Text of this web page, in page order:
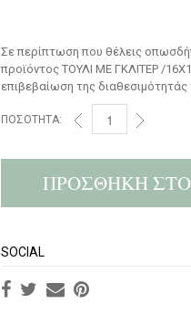
Σε περίπτωση που θέλεις
προϊόντος ΤΟΥΛΙ ΜΕ ΓΚΛΙΤΕΡ /
επιβεβαίωση της διαθεσιμότητάς
ΠΟΣΌΤΗΤΑ:
ΠΡΟΣΘΉΚΗ
SOCIAL